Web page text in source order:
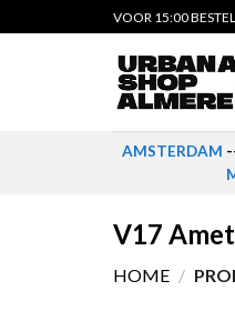
to
VOOR 15:00
AMSTERDAM
V17
HOME /